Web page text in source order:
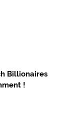
Billionaires
!